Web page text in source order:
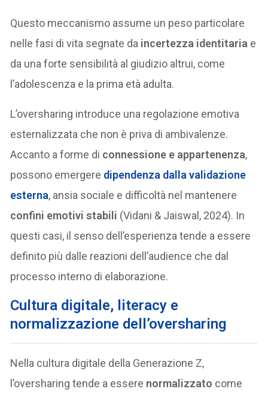
Questo meccanismo assume un peso particolare
nelle fasi di vita segnate da incertezza identitaria e
da una forte sensibilità al giudizio altrui, come
l’adolescenza e la prima età adulta.
L’oversharing introduce una regolazione emotiva
esternalizzata che non è priva di ambivalenze.
Accanto a forme di connessione e appartenenza,
possono emergere dipendenza dalla validazione
esterna, ansia sociale e difficoltà nel mantenere
confini emotivi stabili (Vidani & Jaiswal, 2024). In
questi casi, il senso dell’esperienza tende a essere
definito più dalle reazioni dell’audience che dal
processo interno di elaborazione.
Cultura digitale, literacy e
normalizzazione dell’oversharing
Nella cultura digitale della Generazione Z,
l’oversharing tende a essere normalizzato come